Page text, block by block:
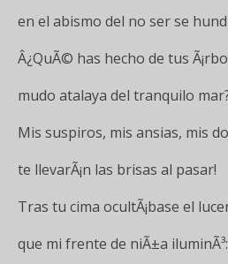
en el abismo del no ser se
Â¿QuÃ© has hecho de tus
mudo atalaya del tranquilo
Mis suspiros, mis ansias, mis
te llevarÃ¡n las brisas al pasar!
Tras tu cima ocultÃ¡base el
que mi frente de niÃ±a iluminÃ³: